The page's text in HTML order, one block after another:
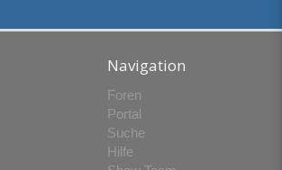
Navigation
Foren
Portal
Suche
Hilfe